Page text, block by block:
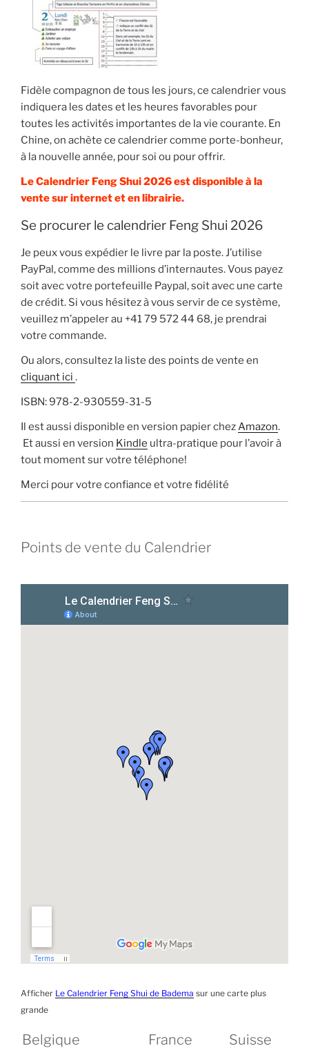
Fidèle compagnon de tous les jours, ce calendrier vous
indiquera les dates et les heures favorables pour
toutes les activités importantes de la vie courante. En
Chine, on achète ce calendrier comme porte-bonheur,
à la nouvelle année, pour soi ou pour offrir.
Le Calendrier Feng Shui 2026 est disponible à la
vente sur internet et en librairie.
Se procurer le calendrier Feng Shui 2026
Je peux vous expédier le livre par la poste. J’utilise
PayPal, comme des millions d’internautes. Vous payez
soit avec votre portefeuille Paypal, soit avec une carte
de crédit. Si vous hésitez à vous servir de ce système,
veuillez m’appeler au +41 79 572 44 68, je prendrai
votre commande.
Ou alors, consultez la liste des points de vente en
cliquant ici .
ISBN: 978-2-930559-31-5
Il est aussi disponible en version papier chezAmazon.
Et aussi en version Kindle ultra-pratique pour l’avoir à
tout moment sur votre téléphone!
Merci pour votre confiance et votre fidélité
Points de vente du Calendrier
Afficher Le Calendrier Feng Shui de Badema sur une carte plus
grande
Belgique France Suisse